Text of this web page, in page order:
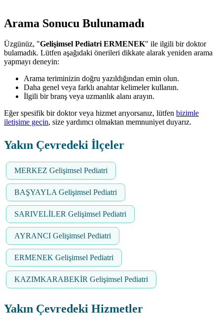
Arama Sonucu Bulunamadı
Üzgünüz, "Gelişimsel Pediatri ERMENEK" ile ilgili bir doktor
bulamadık. Lütfen aşağıdaki önerileri dikkate alarak yeniden arama
yapmayı deneyin:
Arama teriminizin doğru yazıldığından emin olun.
Daha genel veya farklı anahtar kelimeler kullanın.
İlgili bir branş veya uzmanlık alanı arayın.
Eğer spesifik bir doktor veya hizmet arıyorsanız, lütfen bizimle
iletişime geçin, size yardımcı olmaktan memnuniyet duyarız.
Yakın Çevredeki İlçeler
MERKEZ Gelişimsel Pediatri
BAŞYAYLA Gelişimsel Pediatri
SARIVELİLER Gelişimsel Pediatri
AYRANCI Gelişimsel Pediatri
ERMENEK Gelişimsel Pediatri
KAZIMKARABEKİR Gelişimsel Pediatri
Yakın Çevredeki Hizmetler